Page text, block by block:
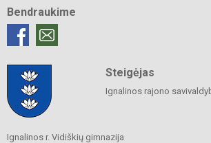
Bendraukime
Steigėjas
Ignalinos rajono
Ignalinos r. Vidiškių gimnazija